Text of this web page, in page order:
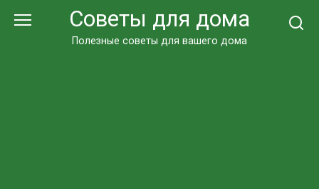
Советы для дома
Полезные советы для вашего дома